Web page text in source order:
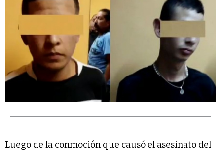
Luego de la conmoción que causó el asesinato del